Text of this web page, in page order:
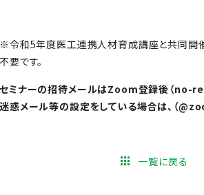
※令和5年度医工連携人材育成講座と共同開
不要です。
セミナーの招待メールはZoom登録後（no-
迷惑メール等の設定をしている場合は、（
一覧に戻る